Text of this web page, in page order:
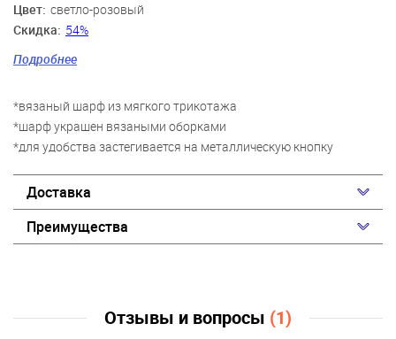
Цвет: светло-розовый
Скидка: 54%
Девочки
Возраст: 9 лет-14 лет
Подробнее
*вязаный шарф из мягкого трикотажа
*шарф украшен вязаными оборками
*для удобства застегивается на металлическую кнопку
Доставка
Преимущества
Отзывы и вопросы (1)